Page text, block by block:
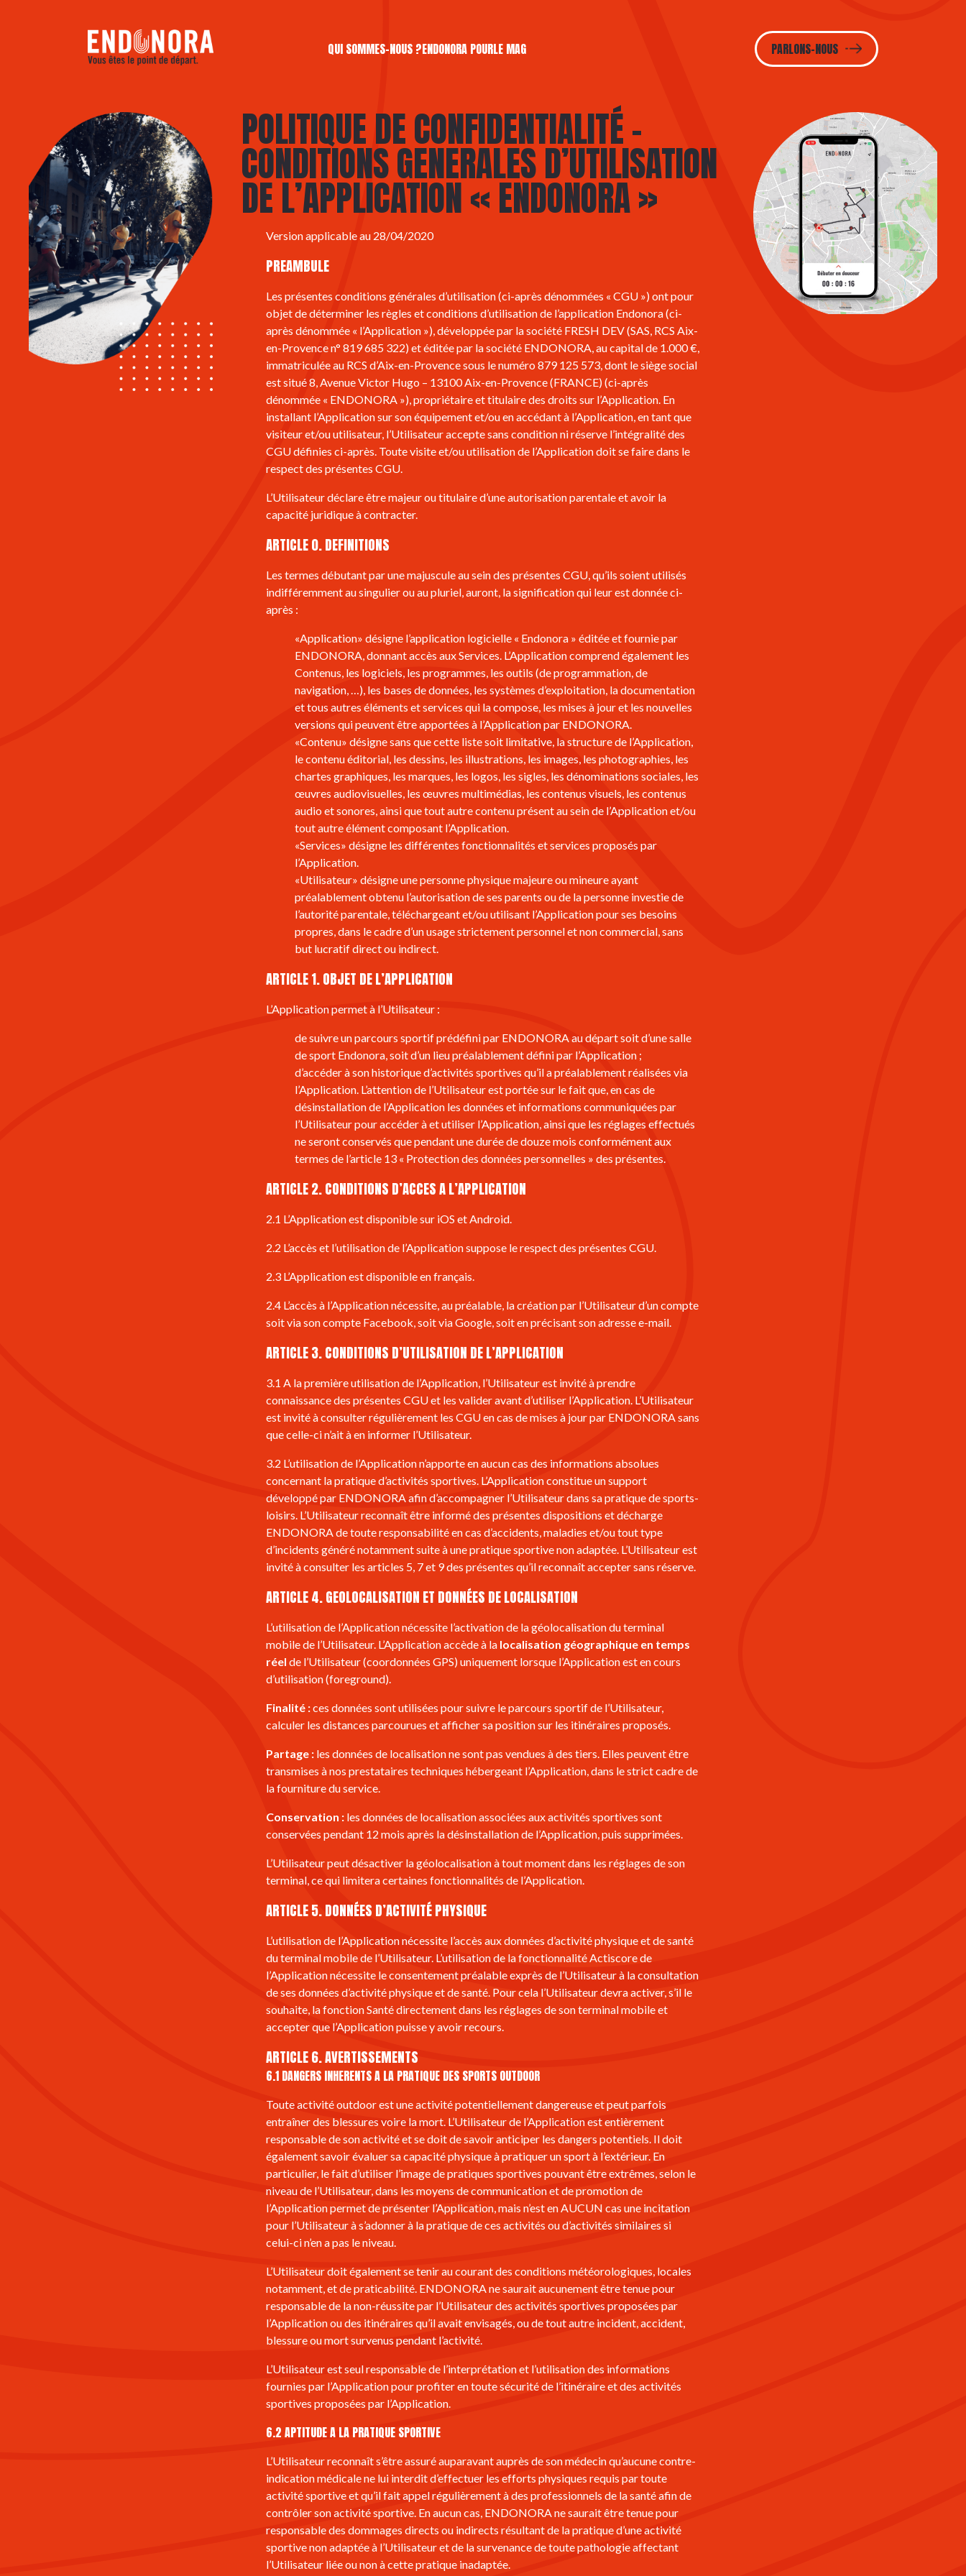
QUI SOMMES-NOUS ?ENDONORA POURLE MAG PARLONS-NOUS
POLITIQUE DE CONFIDENTIALITÉ –
CONDITIONS GENERALES D’UTILISATION
DE L’APPLICATION « ENDONORA »
Version applicable au 28/04/2020
PREAMBULE
Les présentes conditions générales d’utilisation (ci-après dénommées « CGU ») ont pour
objet de déterminer les règles et conditions d’utilisation de l’application Endonora (ci-
après dénommée « l’Application »), développée par la société FRESH DEV (SAS, RCS Aix-
en-Provence n° 819 685 322) et éditée par la société ENDONORA, au capital de 1.000 €,
immatriculée au RCS d’Aix-en-Provence sous le numéro 879 125 573, dont le siège social
est situé 8, Avenue Victor Hugo – 13100 Aix-en-Provence (FRANCE) (ci-après
dénommée « ENDONORA »), propriétaire et titulaire des droits sur l’Application. En
installant l’Application sur son équipement et/ou en accédant à l’Application, en tant que
visiteur et/ou utilisateur, l’Utilisateur accepte sans condition ni réserve l’intégralité des
CGU définies ci-après. Toute visite et/ou utilisation de l’Application doit se faire dans le
respect des présentes CGU.
L’Utilisateur déclare être majeur ou titulaire d’une autorisation parentale et avoir la
capacité juridique à contracter.
ARTICLE 0. DEFINITIONS
Les termes débutant par une majuscule au sein des présentes CGU, qu’ils soient utilisés
indifféremment au singulier ou au pluriel, auront, la signification qui leur est donnée ci-
après :
«Application» désigne l’application logicielle « Endonora » éditée et fournie par
ENDONORA, donnant accès aux Services. L’Application comprend également les
Contenus, les logiciels, les programmes, les outils (de programmation, de
navigation, …), les bases de données, les systèmes d’exploitation, la documentation
et tous autres éléments et services qui la compose, les mises à jour et les nouvelles
versions qui peuvent être apportées à l’Application par ENDONORA.
«Contenu» désigne sans que cette liste soit limitative, la structure de l’Application,
le contenu éditorial, les dessins, les illustrations, les images, les photographies, les
chartes graphiques, les marques, les logos, les sigles, les dénominations sociales, les
œuvres audiovisuelles, les œuvres multimédias, les contenus visuels, les contenus
audio et sonores, ainsi que tout autre contenu présent au sein de l’Application et/ou
tout autre élément composant l’Application.
«Services» désigne les différentes fonctionnalités et services proposés par
l’Application.
«Utilisateur» désigne une personne physique majeure ou mineure ayant
préalablement obtenu l’autorisation de ses parents ou de la personne investie de
l’autorité parentale, téléchargeant et/ou utilisant l’Application pour ses besoins
propres, dans le cadre d’un usage strictement personnel et non commercial, sans
but lucratif direct ou indirect.
ARTICLE 1. OBJET DE L’APPLICATION
L’Application permet à l’Utilisateur :
de suivre un parcours sportif prédéfini par ENDONORA au départ soit d’une salle
de sport Endonora, soit d’un lieu préalablement défini par l’Application ;
d’accéder à son historique d’activités sportives qu’il a préalablement réalisées via
l’Application. L’attention de l’Utilisateur est portée sur le fait que, en cas de
désinstallation de l’Application les données et informations communiquées par
l’Utilisateur pour accéder à et utiliser l’Application, ainsi que les réglages effectués
ne seront conservés que pendant une durée de douze mois conformément aux
termes de l’article 13 « Protection des données personnelles » des présentes.
ARTICLE 2. CONDITIONS D’ACCES A L’APPLICATION
2.1 L’Application est disponible sur iOS et Android.
2.2 L’accès et l’utilisation de l’Application suppose le respect des présentes CGU.
2.3 L’Application est disponible en français.
2.4 L’accès à l’Application nécessite, au préalable, la création par l’Utilisateur d’un compte
soit via son compte Facebook, soit via Google, soit en précisant son adresse e-mail.
ARTICLE 3. CONDITIONS D’UTILISATION DE L’APPLICATION
3.1 A la première utilisation de l’Application, l’Utilisateur est invité à prendre
connaissance des présentes CGU et les valider avant d’utiliser l’Application. L’Utilisateur
est invité à consulter régulièrement les CGU en cas de mises à jour par ENDONORA sans
que celle-ci n’ait à en informer l’Utilisateur.
3.2 L’utilisation de l’Application n’apporte en aucun cas des informations absolues
concernant la pratique d’activités sportives. L’Application constitue un support
développé par ENDONORA afin d’accompagner l’Utilisateur dans sa pratique de sports-
loisirs. L’Utilisateur reconnaît être informé des présentes dispositions et décharge
ENDONORA de toute responsabilité en cas d’accidents, maladies et/ou tout type
d’incidents généré notamment suite à une pratique sportive non adaptée. L’Utilisateur est
invité à consulter les articles 5, 7 et 9 des présentes qu’il reconnaît accepter sans réserve.
ARTICLE 4. GEOLOCALISATION ET DONNÉES DE LOCALISATION
L’utilisation de l’Application nécessite l’activation de la géolocalisation du terminal
mobile de l’Utilisateur. L’Application accède à la localisation géographique en temps
réel de l’Utilisateur (coordonnées GPS) uniquement lorsque l’Application est en cours
d’utilisation (foreground).
Finalité :ces données sont utilisées pour suivre le parcours sportif de l’Utilisateur,
calculer les distances parcourues et afficher sa position sur les itinéraires proposés.
Partage :les données de localisation ne sont pas vendues à des tiers. Elles peuvent être
transmises à nos prestataires techniques hébergeant l’Application, dans le strict cadre de
la fourniture du service.
Conservation :les données de localisation associées aux activités sportives sont
conservées pendant 12 mois après la désinstallation de l’Application, puis supprimées.
L’Utilisateur peut désactiver la géolocalisation à tout moment dans les réglages de son
terminal, ce qui limitera certaines fonctionnalités de l’Application.
ARTICLE 5. DONNÉES D’ACTIVITÉ PHYSIQUE
L’utilisation de l’Application nécessite l’accès aux données d’activité physique et de santé
du terminal mobile de l’Utilisateur. L’utilisation de la fonctionnalité Actiscore de
l’Application nécessite le consentement préalable exprès de l’Utilisateur à la consultation
de ses données d’activité physique et de santé. Pour cela l’Utilisateur devra activer, s’il le
souhaite, la fonction Santé directement dans les réglages de son terminal mobile et
accepter que l’Application puisse y avoir recours.
ARTICLE 6. AVERTISSEMENTS
6.1 DANGERS INHERENTS A LA PRATIQUE DES SPORTS OUTDOOR
Toute activité outdoor est une activité potentiellement dangereuse et peut parfois
entraîner des blessures voire la mort. L’Utilisateur de l’Application est entièrement
responsable de son activité et se doit de savoir anticiper les dangers potentiels. Il doit
également savoir évaluer sa capacité physique à pratiquer un sport à l’extérieur. En
particulier, le fait d’utiliser l’image de pratiques sportives pouvant être extrêmes, selon le
niveau de l’Utilisateur, dans les moyens de communication et de promotion de
l’Application permet de présenter l’Application, mais n’est en AUCUN cas une incitation
pour l’Utilisateur à s’adonner à la pratique de ces activités ou d’activités similaires si
celui-ci n’en a pas le niveau.
L’Utilisateur doit également se tenir au courant des conditions météorologiques, locales
notamment, et de praticabilité. ENDONORA ne saurait aucunement être tenue pour
responsable de la non-réussite par l’Utilisateur des activités sportives proposées par
l’Application ou des itinéraires qu’il avait envisagés, ou de tout autre incident, accident,
blessure ou mort survenus pendant l’activité.
L’Utilisateur est seul responsable de l’interprétation et l’utilisation des informations
fournies par l’Application pour profiter en toute sécurité de l’itinéraire et des activités
sportives proposées par l’Application.
6.2 APTITUDE A LA PRATIQUE SPORTIVE
L’Utilisateur reconnaît s’être assuré auparavant auprès de son médecin qu’aucune contre-
indication médicale ne lui interdit d’effectuer les efforts physiques requis par toute
activité sportive et qu’il fait appel régulièrement à des professionnels de la santé afin de
contrôler son activité sportive. En aucun cas, ENDONORA ne saurait être tenue pour
responsable des dommages directs ou indirects résultant de la pratique d’une activité
sportive non adaptée à l’Utilisateur et de la survenance de toute pathologie affectant
l’Utilisateur liée ou non à cette pratique inadaptée.